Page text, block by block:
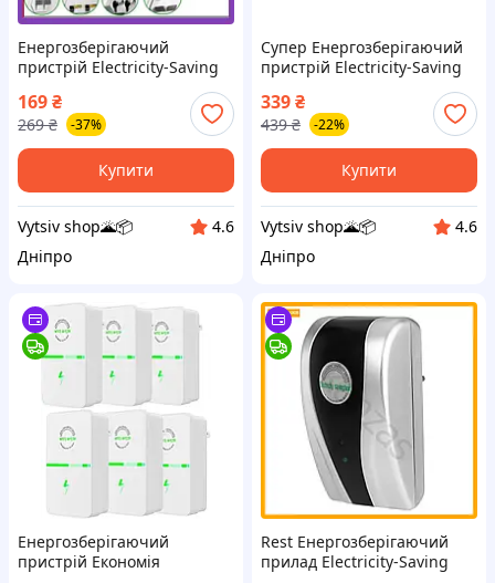
Енергозберігаючий
пристрій Electricity-Saving
169₴
269 ₴ -37%
Купити
Vytsiv shop🌋📦
4.6
Дніпро
Супер Енергозберігаючий
пристрій Electricity-Saving
339₴
439 ₴ -22%
Купити
Vytsiv shop🌋📦
4.6
Дніпро
Енергозберігаючий
пристрій Економія
Rest Енергозберігаючий
прилад Electricity-Saving